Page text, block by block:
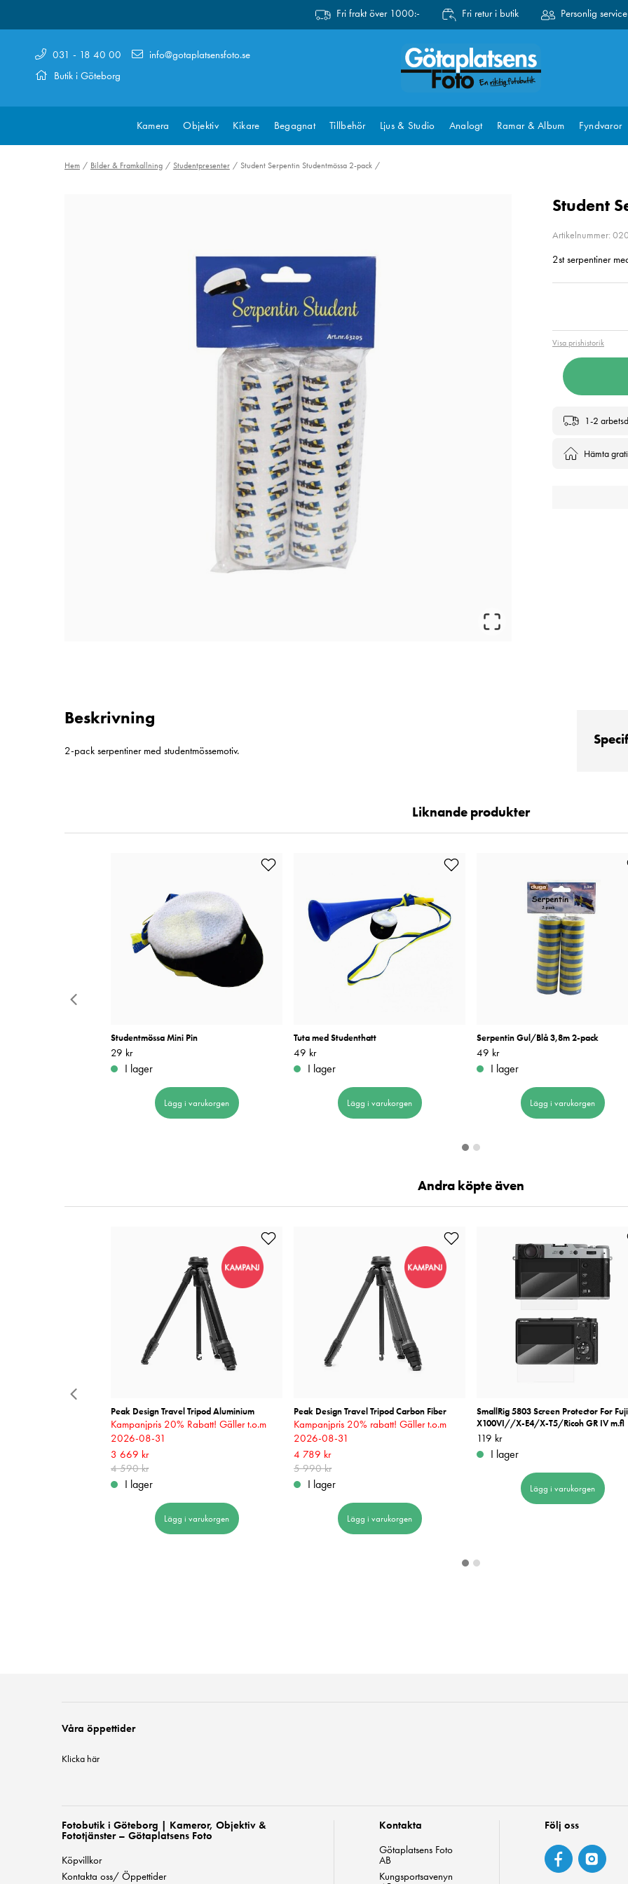
Fri frakt över 1000:- Fri retur i butik Personlig service
031 - 18 40 00
Butik i Göteborg
info@gotaplatsensfoto.se
Kamera Objektiv Kikare Begagnat Tillbehör Ljus & Studio Analogt Ramar & Album Fyndvaror
Hem Bilder & Framkallning Studentpresenter Student Serpentin Studentmössa 2-pack
Student
Artikelnummer:
2st serpentiner
Visa prishistorik
1-2
Hämta
Beskrivning
2-pack serpentiner med studentmössemotiv.
Liknande produkter
Studentmössa Mini Pin
Pris :29 kr
29 kr
I lager
Lägg i varukorgen
Tuta med Studenthatt
Pris :49 kr
49 kr
I lager
Lägg i varukorgen
Serpentin Gul/Blå 3,8m 2-pack
Pris :49 kr
49 kr
I lager
Lägg i varukorgen
Andra köpte även
Peak Design Travel Tripod Aluminium
Kampanjpris 20% Rabatt! Gäller t.o.m
2026-08-31
Nuvarande pris
4 590 kr
3 669 kr
4 590 kr
I lager
Lägg i varukorgen
Peak Design Travel Tripod Carbon Fiber
Kampanjpris 20% rabatt! Gäller t.o.m
2026-08-31
Nuvarande pris
5 990 kr
4 789 kr
5 990 kr
I lager
Lägg i varukorgen
SmallRig 5803 Screen Protector For
X100VI//X-E4/X-T5/Ricoh GR IV m.fl
Pris: 119 kr
119 kr
I lager
Lägg i varukorgen
Våra öppettider
Klicka här
Fotobutik i Göteborg | Kameror, Objektiv &
Fototjänster – Götaplatsens Foto
Köpvillkor
Kontakta oss/ Öppettider
Kontakta
Götaplatsens Foto
AB
Kungsportsavenyn
Följ oss